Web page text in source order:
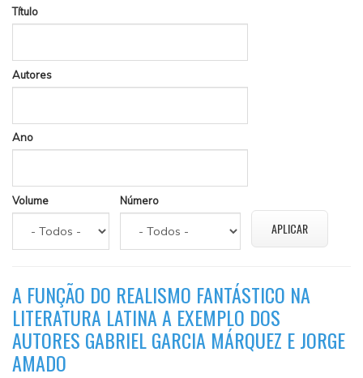
Título
Autores
Ano
Volume Número
A FUNÇÃO DO REALISMO FANTÁSTICO NA
LITERATURA LATINA A EXEMPLO DOS
AUTORES GABRIEL GARCIA MÁRQUEZ E JORGE
AMADO